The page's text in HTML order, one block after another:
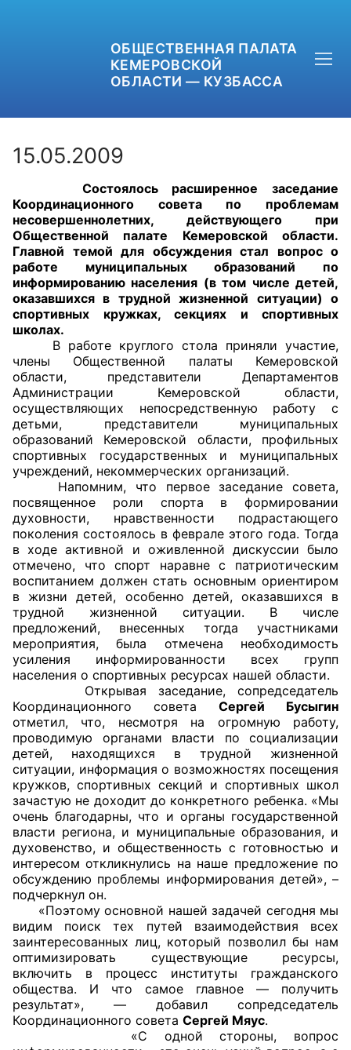
ОБЩЕСТВЕННАЯ ПАЛАТА
КЕМЕРОВСКОЙ
ОБЛАСТИ — КУЗБАССА
+7 (3842) 58-82-40
OPKO42@BK.RU
ОБРАТНАЯ СВЯЗЬ
Главная
Общественные советы
Общественные советы при территориальных
органах федеральных органов
исполнительной власти
Общественные советы по проведению
независимой оценки качества условий
оказания услуг
О Палате
Структура Палаты
Комиссии
Экспертный совет ОП КО
Совет ОП КО
Общественный штаб
Члены ОП КО
Документы ОП КО
Регламент ОП КО
Кодекс этики ОП КО
Положения
Соглашения
Рекомендации
Порядок работы ЦОН
15.05.2009
Состоялось расширенное заседание
Координационного совета по проблемам
несовершеннолетних, действующего при
Общественной палате Кемеровской области.
Главной темой для обсуждения стал вопрос о
работе муниципальных образований по
информированию населения (в том числе детей,
оказавшихся в трудной жизненной ситуации) о
спортивных кружках, секциях и спортивных
школах.
В работе круглого стола приняли участие,
члены Общественной палаты Кемеровской
области, представители Департаментов
Администрации Кемеровской области,
осуществляющих непосредственную работу с
детьми, представители муниципальных
образований Кемеровской области, профильных
спортивных государственных и муниципальных
учреждений, некоммерческих организаций.
Напомним, что первое заседание совета,
посвященное роли спорта в формировании
духовности, нравственности подрастающего
поколения состоялось в феврале этого года. Тогда
в ходе активной и оживленной дискуссии было
отмечено, что спорт наравне с патриотическим
воспитанием должен стать основным ориентиром
в жизни детей, особенно детей, оказавшихся в
трудной жизненной ситуации. В числе
предложений, внесенных тогда участниками
мероприятия, была отмечена необходимость
усиления информированности всех групп
населения о спортивных ресурсах нашей области.
Открывая заседание, сопредседатель
Координационного совета Сергей Бусыгин
отметил, что, несмотря на огромную работу,
проводимую органами власти по социализации
детей, находящихся в трудной жизненной
ситуации, информация о возможностях посещения
кружков, спортивных секций и спортивных школ
зачастую не доходит до конкретного ребенка. «Мы
очень благодарны, что и органы государственной
власти региона, и муниципальные образования, и
духовенство, и общественность с готовностью и
интересом откликнулись на наше предложение по
обсуждению проблемы информирования детей», –
подчеркнул он.
«Поэтому основной нашей задачей сегодня мы
видим поиск тех путей взаимодействия всех
заинтересованных лиц, который позволил бы нам
оптимизировать существующие ресурсы,
включить в процесс институты гражданского
общества. И что самое главное — получить
результат», — добавил сопредседатель
Координационного совета Сергей Мяус.
«С одной стороны, вопрос